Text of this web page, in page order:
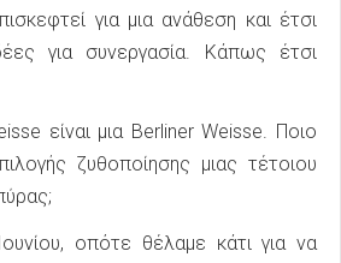
για μια ανάθεση και έτσι
για συνεργασία. Κάπως έτσι
είναι μια Berliner Weisse. Ποιο
ζυθοποίησης μιας τέτοιου
οπότε θέλαμε κάτι για να